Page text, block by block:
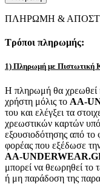
ΠΛΗΡΩΜΗ &
Τρόποι πληρωμής:
1) Πληρωμή με Πιστωτική
Η πληρωμή θα χρεωθεί
χρήστη μόλις το AA-
του και ελέγξει τα
χρεωστικών καρτών
εξουσιοδότησης από
φορέας που εξέδωσε
AA-
μπορεί να θεωρηθεί το
ή μη παράδοση της